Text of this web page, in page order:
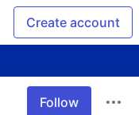
Create account
Follow